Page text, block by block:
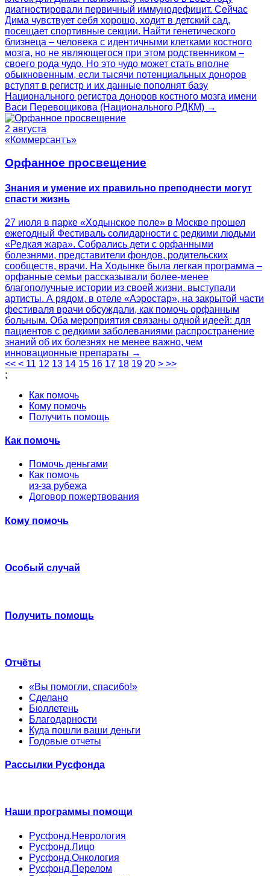
диагностировали первичный иммунодефицит. Сейчас
Дима чувствует себя хорошо, ходит в детский сад,
посещает спортивные секции. Найти генетического
близнеца – человека с идентичными клетками костного
мозга, но не являющегося при этом родственником –
своего рода чудо. Но это чудо может стать вполне
обыкновенным, если тысячи потенциальных доноров
вступят в регистр и их данные пополнят базу
Национального регистра доноров костного мозга имени
Васи Перевощикова (Национального РДКМ) →
2 августа
«Коммерсантъ»
Орфанное просвещение
Знания и умение их правильно преподнести могут
спасти жизнь
27 июля в парке «Ходынское поле» в Москве прошел
ежегодный Фестиваль солидарности с редкими людьми
«Редкая жара». Собрались дети с орфанными
болезнями, представители фондов, родительских
сообществ, врачи. На Ходынке была легкая программа –
орфанные семьи рассказывали более-менее
благополучные истории из своей жизни, выступали
артисты. А рядом, в отеле «Аэростар», на закрытой части
фестиваля врачи обсуждали, как помочь орфанным
больным. Оба мероприятия связаны одной идеей: для
пациентов с редкими заболеваниями распространение
знаний об их болезнях не менее важно, чем
инновационные препараты →
<< < 11 12 13 14 15 16 17 18 19 20 > >>
;
Как помочь
Кому помочь
Получить помощь
Как помочь
Помочь деньгами
Как помочь
из-за рубежа
Договор пожертвования
Кому помочь
Особый случай
Получить помощь
Отчёты
«Вы помогли, спасибо!»
Сделано
Бюллетень
Благодарности
Куда пошли ваши деньги
Годовые отчеты
Рассылки Русфонда
Наши программы помощи
Русфонд.Неврология
Русфонд.Лицо
Русфонд.Онкология
Русфонд.Перелом